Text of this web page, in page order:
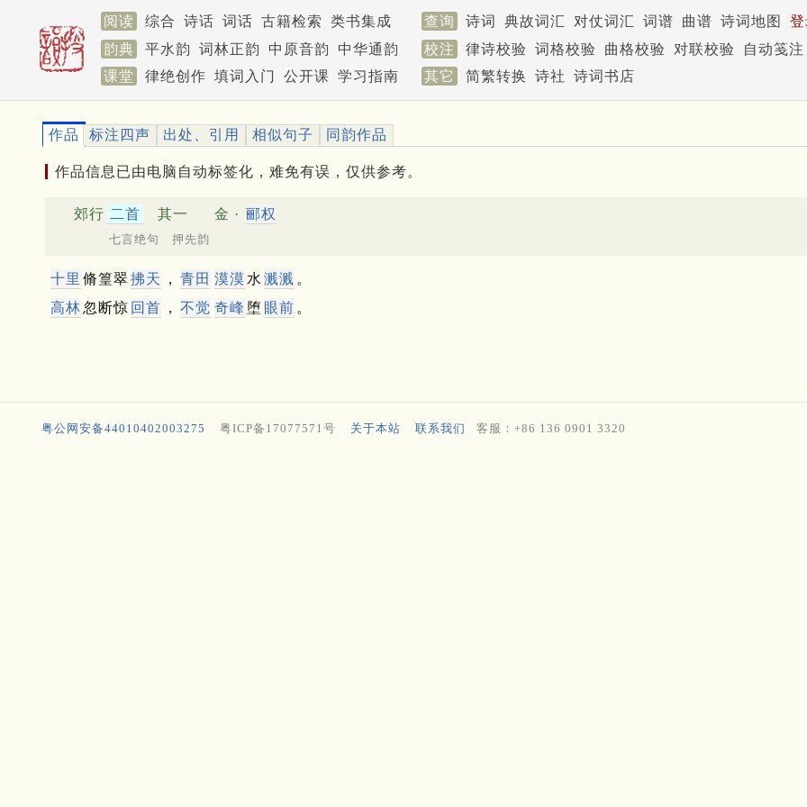
阅读 综合 诗话 词话 古籍检索 类书集成 查询 诗词 典故词汇 对仗词汇 词谱 曲谱 诗词地图
韵典
平水韵 词林正韵 中原音韵 中华通韵 校注 律诗校验 词格校验 曲格校验 对联校验
自动笺注
课堂
律绝创作 填词入门 公开课 学习指南 其它 简繁转换 诗社 诗词书店
作品 标注四声 出处、引用 相似句子 同韵作品
作品信息已由电脑自动标签化，难免有误，仅供参考。
郊行 二首 其一 金 · 郦权
七言绝句 押先韵
十里 脩篁翠拂天 ， 青田 漠漠 水 溅溅 。
高林 忽断惊 回首 ， 不觉 奇峰 堕 眼前 。
粤公网安备44010402003275 粤ICP备17077571号 关于本站 联系我们 客服：+86 136 0901 3320